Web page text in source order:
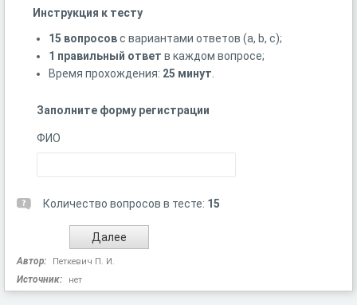
Инструкция к тесту
15 вопросовс вариантами ответов (a, b, c);
1 правильный ответ в каждом вопросе;
Время прохождения: 25 минут
Заполните форму регистрации
ФИО
Количество вопросов в тесте: 15
Автор: Петкевич П. И.
Источник: нет